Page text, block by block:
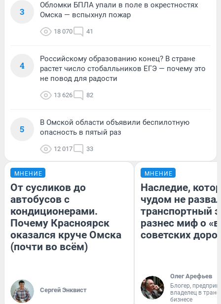
3
Обломки БПЛА упали в поле в окрестностях
Омска — вспыхнул пожар
18 070 41
4
Российскому образованию конец? В стране
растет число стобалльников ЕГЭ — почему это
не повод для радости
13 626 82
5
В Омской области объявили беспилотную
опасность в пятый раз
12 017 33
МНЕНИЕ
От сусликов до
автобусов с
кондиционерами.
Почему Красноярск
оказался круче Омска
(почти во всём)
Сергей Энквист
МНЕНИЕ
Наследие,
чудом не
транспортный
разнес миф о
советских
Олег Арефьев
Блогер,
владелец в
бизнесе